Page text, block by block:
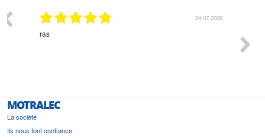
24.07.2026
ras
MOTRALEC
La société
Ils nous font confiance